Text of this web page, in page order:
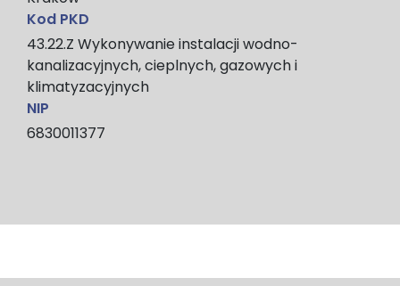
Kod PKD
43.22.Z Wykonywanie instalacji wodno-
kanalizacyjnych, cieplnych, gazowych i
klimatyzacyjnych
NIP
6830011377